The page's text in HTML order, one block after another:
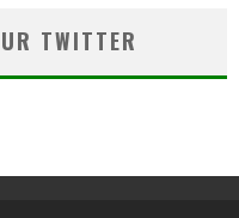
TWITTER